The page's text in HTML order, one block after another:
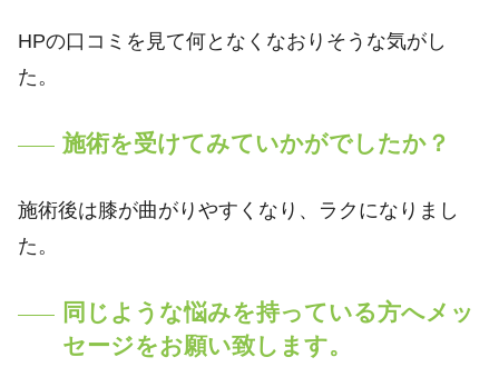
HPの口コミを見て何となくなおりそうな気がし
た。
施術を受けてみていかがでしたか？
施術後は膝が曲がりやすくなり、ラクになりまし
た。
同じような悩みを持っている方へメッ
セージをお願い致します。